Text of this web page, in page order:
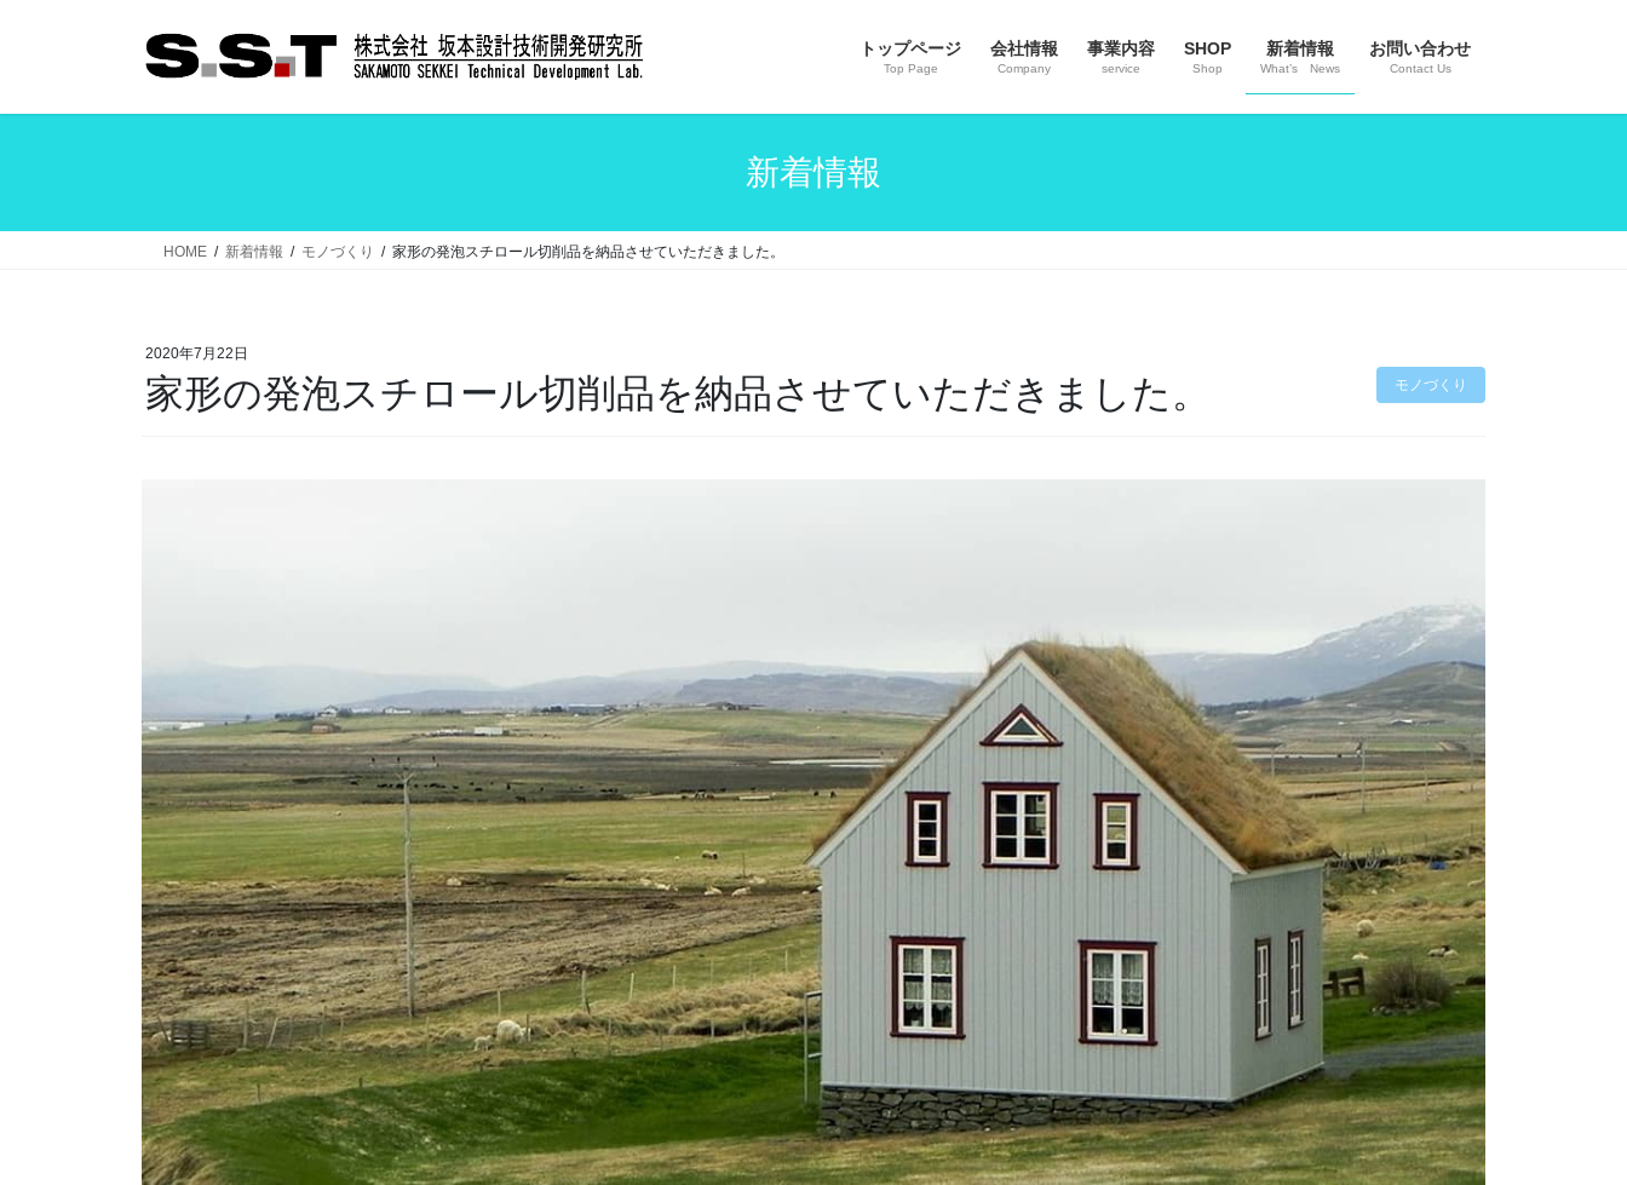
トップページ
Top Page
会社情報
Company
事業内容
service
SHOP
Shop
新着情報
What’s News
お問い合わせ
Contact Us
新着情報
HOME 新着情報 モノづくり 家形の発泡スチロール切削品を納品させていただきました。
2020年7月22日
モノづくり
家形の発泡スチロール切削品を納品させていただきました。